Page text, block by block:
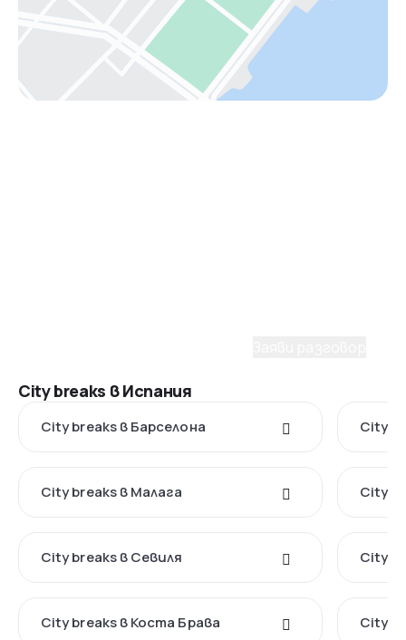
City breaks в Испания
City breaks в Барселона City
City breaks в Малага City
City breaks в Севиля City
City breaks в Коста Брава City